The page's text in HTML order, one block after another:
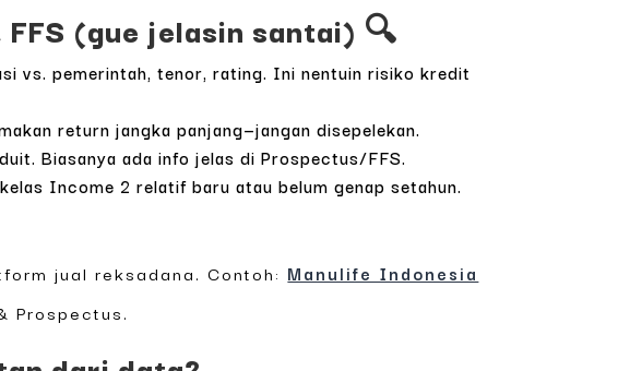
(gue jelasin santai) 🔍
vs. pemerintah, tenor, rating. Ini nentuin risiko kredit
return jangka panjang—jangan disepelekan.
Biasanya ada info jelas di Prospectus/FFS.
Income 2 relatif baru atau belum genap setahun.
jual reksadana. Contoh: Manulife Indonesia
Prospectus.